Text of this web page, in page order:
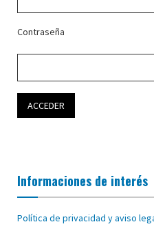
Contraseña
Informaciones de interés
Política de privacidad y aviso